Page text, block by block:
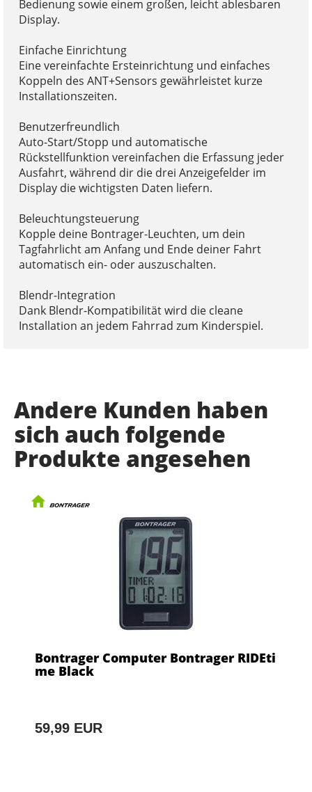
Bedienung sowie einem großen, leicht ablesbaren
Display.
Einfache Einrichtung
Eine vereinfachte Ersteinrichtung und einfaches
Koppeln des ANT+Sensors gewährleistet kurze
Installationszeiten.
Benutzerfreundlich
Auto-Start/Stopp und automatische
Rückstellfunktion vereinfachen die Erfassung jeder
Ausfahrt, während dir die drei Anzeigefelder im
Display die wichtigsten Daten liefern.
Beleuchtungsteuerung
Kopple deine Bontrager-Leuchten, um dein
Tagfahrlicht am Anfang und Ende deiner Fahrt
automatisch ein- oder auszuschalten.
Blendr-Integration
Dank Blendr-Kompatibilität wird die cleane
Installation an jedem Fahrrad zum Kinderspiel.
Andere Kunden haben
sich auch folgende
Produkte angesehen
Bontrager Computer Bontrager RIDEti
me Black
59,99 EUR